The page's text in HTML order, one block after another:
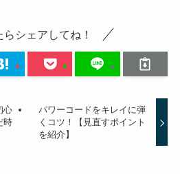
らシェアしてね！
心
時
パワーコードをキレイに弾
くコツ！【見直すポイント
を紹介】